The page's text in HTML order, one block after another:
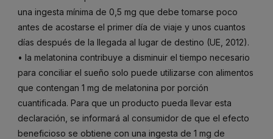
una ingesta mínima de 0,5 mg que debe tomarse poco
antes de acostarse el primer día de viaje y unos cuantos
días después de la llegada al lugar de destino (UE, 2012).
• la melatonina contribuye a disminuir el tiempo necesario
para conciliar el sueño solo puede utilizarse con alimentos
que contengan 1 mg de melatonina por porción
cuantificada. Para que un producto pueda llevar esta
declaración, se informará al consumidor de que el efecto
beneficioso se obtiene con una ingesta de 1 mg de